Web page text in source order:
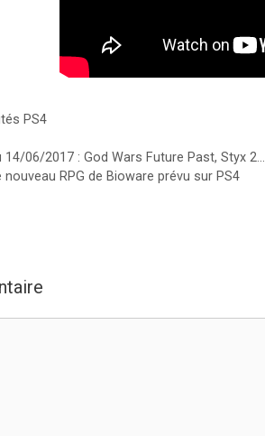
PS4
14/06/2017 : God Wars Future Past, Styx 2…
RPG de Bioware prévu sur PS4